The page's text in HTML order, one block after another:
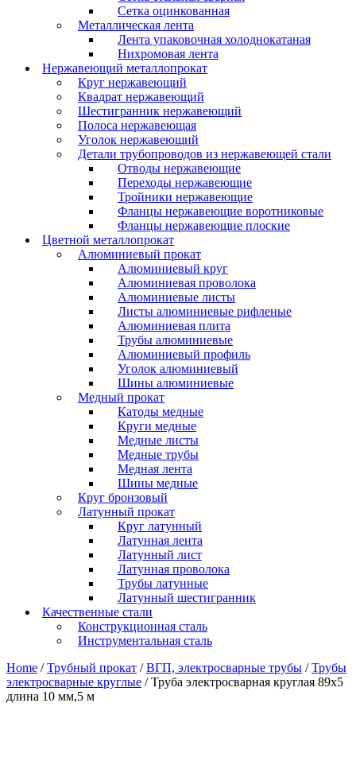
Сетка оцинкованная
Металлическая лента
Лента упаковочная холоднокатаная
Нихромовая лента
Нержавеющий металлопрокат
Круг нержавеющий
Квадрат нержавеющий
Шестигранник нержавеющий
Полоса нержавеющая
Уголок нержавеющий
Детали трубопроводов из нержавеющей стали
Отводы нержавеющие
Переходы нержавеющие
Тройники нержавеющие
Фланцы нержавеющие воротниковые
Фланцы нержавеющие плоские
Цветной металлопрокат
Алюминиевый прокат
Алюминиевый круг
Алюминиевая проволока
Алюминиевые листы
Листы алюминиевые рифленые
Алюминиевая плита
Трубы алюминиевые
Алюминиевый профиль
Уголок алюминиевый
Шины алюминиевые
Медный прокат
Катоды медные
Круги медные
Медные листы
Медные трубы
Медная лента
Шины медные
Круг бронзовый
Латунный прокат
Круг латунный
Латунная лента
Латунный лист
Латунная проволока
Трубы латунные
Латунный шестигранник
Качественные стали
Конструкционная сталь
Инструментальная сталь
Home /Трубный прокат /ВГП, электросварные трубы /Трубы
электросварные круглые / Труба электросварная круглая 89х5
длина 10 мм,5 м